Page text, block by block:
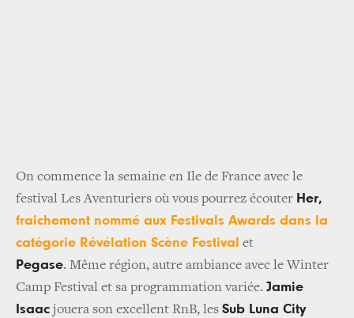
On commence la semaine en Ile de France avec le
festival Les Aventuriers où vous pourrez écouter Her,
fraichement nommé aux Festivals Awards dans la
catégorie Révélation Scène Festival et
Pegase. Même région, autre ambiance avec le Winter
Camp Festival et sa programmation variée. Jamie
Isaac jouera son excellent RnB, les Sub Luna City